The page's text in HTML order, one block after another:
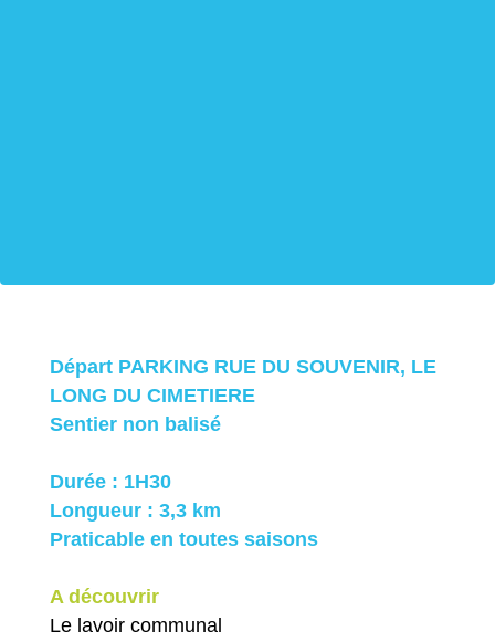
Départ PARKING RUE DU SOUVENIR, LE
LONG DU CIMETIERE
Sentier non balisé
Durée : 1H30
Longueur : 3,3 km
Praticable en toutes saisons
A découvrir
Le lavoir communal